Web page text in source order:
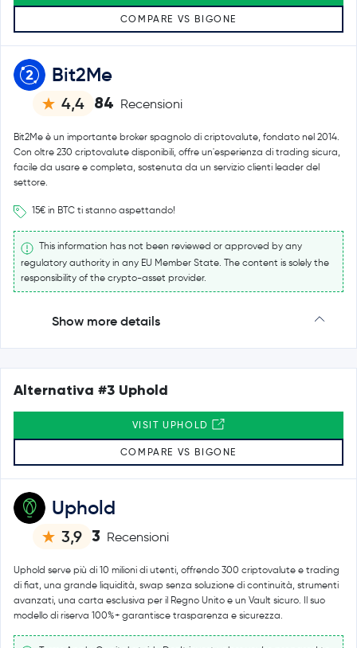
Bit2Me
4,4 84 Recensioni
Bit2Me è un importante broker spagnolo di criptovalute, fondato nel 2014.
Con oltre 230 criptovalute disponibili, offre un'esperienza di trading sicura,
facile da usare e completa, sostenuta da un servizio clienti leader del
settore.
15€ in BTC ti stanno aspettando!
This information has not been reviewed or approved by any
regulatory authority in any EU Member State. The content is solely the
responsibility of the crypto-asset provider.
Show more details
COMPARE VS BIGONE
Uphold
3,9 3 Recensioni
Uphold serve più di 10 milioni di utenti, offrendo 300 criptovalute e trading
di fiat, una grande liquidità, swap senza soluzione di continuità, strumenti
avanzati, una carta esclusiva per il Regno Unito e un Vault sicuro. Il suo
modello di riserva 100%+ garantisce trasparenza e sicurezza.
Alternativa #3 Uphold
VISIT UPHOLD
COMPARE VS BIGONE